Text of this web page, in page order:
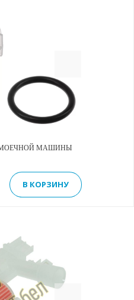
МАШИНЫ
В КОРЗИНУ